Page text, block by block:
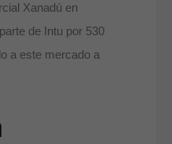
Xanadú en
de Intu por 530
a este mercado a